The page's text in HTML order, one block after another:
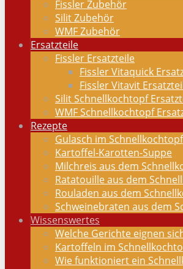
Fissler Zubehör
Silit Zubehör
WMF Zubehör
Ersatzteile
Fissler Ersatzteile
Fissler Vitaquick
Fissler Vitavit
Silit Schnellkochtopf
WMF Schnellkochtopf
Rezepte
Gulasch im Schnellkochtopf
Kartoffel-Karotten-Suppe
Milchreis aus dem
Ratatouille aus dem
Rouladen aus dem
Schweinebraten aus dem
Wissenswertes
Welche Gerichte eignen
Kartoffeln im
Wie funktioniert ein